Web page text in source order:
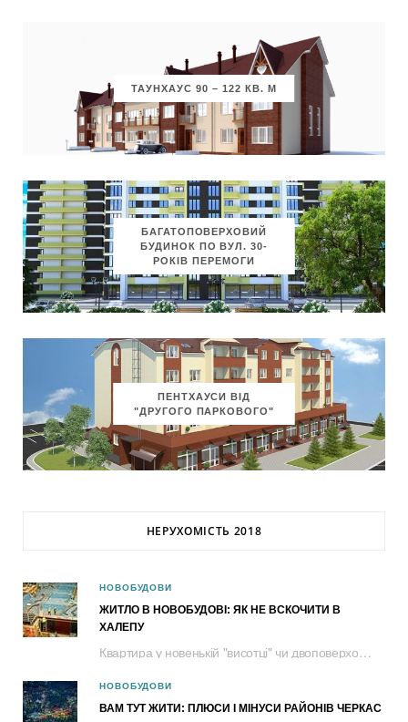
ТАУНХАУС 90 – 122 КВ. М
БАГАТОПОВЕРХОВИЙ
БУДИНОК ПО ВУЛ. 30-
РОКІВ ПЕРЕМОГИ
ПЕНТХАУСИ ВІД
"ДРУГОГО ПАРКОВОГО"
НЕРУХОМІСТЬ 2018
НОВОБУДОВИ
ЖИТЛО В НОВОБУДОВІ: ЯК НЕ ВСКОЧИТИ В
ХАЛЕПУ
Квартира у новенькій "висотці" чи двоповерховому таунхаусі – це не лише власне...
НОВОБУДОВИ
ВАМ ТУТ ЖИТИ: ПЛЮСИ І МІНУСИ РАЙОНІВ ЧЕРКАС